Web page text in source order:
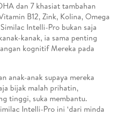
dan 7 khasiat tambahan
B12, Zink, Kolina, Omega
Intelli-Pro bukan saja
kanak, ia sama penting
kognitif Mereka pada
anak-anak supaya mereka
bijak malah prihatin,
tinggi, suka membantu.
Intelli-Pro ini ‘dari minda